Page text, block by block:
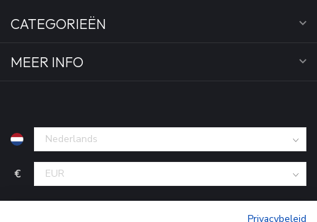
CATEGORIEËN
MEER INFO
€
Privacybeleid